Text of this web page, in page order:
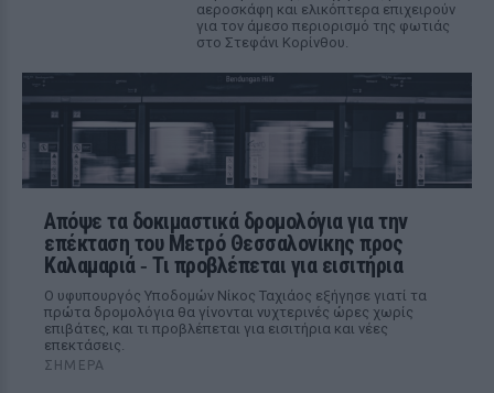
αεροσκάφη και ελικόπτερα επιχειρούν
για τον άμεσο περιορισμό της φωτιάς
στο Στεφάνι Κορίνθου.
Απόψε τα δοκιμαστικά δρομολόγια για την
επέκταση του Μετρό Θεσσαλονίκης προς
Καλαμαριά ‑ Τι προβλέπεται για εισιτήρια
Ο υφυπουργός Υποδομών Νίκος Ταχιάος εξήγησε γιατί τα
πρώτα δρομολόγια θα γίνονται νυχτερινές ώρες χωρίς
επιβάτες, και τι προβλέπεται για εισιτήρια και νέες
επεκτάσεις.
ΣΉΜΕΡΑ